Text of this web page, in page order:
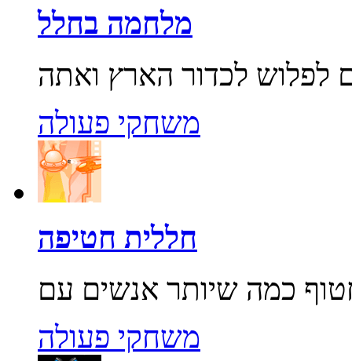
מלחמה בחלל
משחקי פעולה
חללית חטיפה
משחקי פעולה